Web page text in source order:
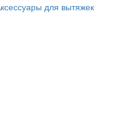
для вытяжек